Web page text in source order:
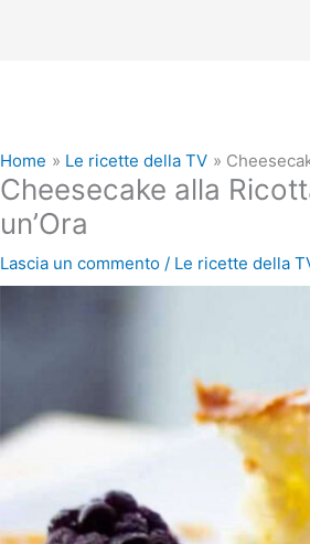
Home Le ricette della TV
Cheesecake alla
un’Ora
Lascia un commento / Le ricette della